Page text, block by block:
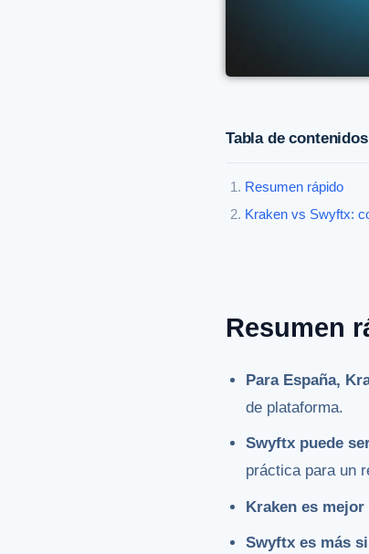
Tabla de contenidos
Resumen rápido
Kraken vs Swyftx:
Resumen
Para España,
de plataforma.
Swyftx puede
práctica para un
Kraken es
Swyftx es más